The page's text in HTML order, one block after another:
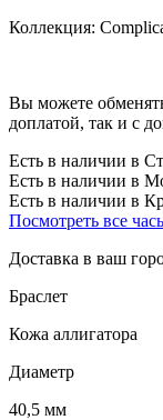
Коллекция:
Вы можете
доплатой, так и с
Есть в наличии в
Есть в наличии в
Есть в наличии в
Посмотреть все
Доставка в ваш
Браслет
Кожа аллигатора
Диаметр
40,5 мм